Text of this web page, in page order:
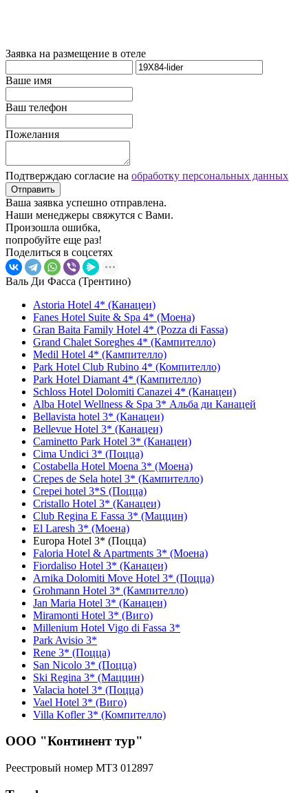
Заявка на размещение в отеле
Ваше имя
Ваш телефон
Пожелания
Подтверждаю согласие на обработку персональных данных
Отправить
Ваша заявка успешно отправлена.
Наши менеджеры свяжутся с Вами.
Произошла ошибка,
попробуйте еще раз!
Поделиться в соцсетях
Валь Ди Фасса (Трентино)
Astoria Hotel 4* (Канацеи)
Fanes Hotel Suite & Spa 4* (Моена)
Gran Baita Family Hotel 4* (Pozza di Fassa)
Grand Chalet Soreghes 4* (Кампителло)
Medil Hotel 4* (Кампителло)
Park Hotel Club Rubino 4* (Компителло)
Park Hotel Diamant 4* (Кампителло)
Schloss Hotel Dolomiti Canazei 4* (Канацеи)
Alba Hotel Wellness & Spa 3* Альба ди Канацей
Bellavista hotel 3* (Канацеи)
Bellevue Hotel 3* (Канацеи)
Caminetto Park Hotel 3* (Канацеи)
Cima Undici 3* (Поцца)
Costabella Hotel Moena 3* (Моена)
Crepes de Sela hotel 3* (Кампителло)
Crepei hotel 3*S (Поцца)
Cristallo Hotel 3* (Канацеи)
Club Regina E Fassa 3* (Маццин)
El Laresh 3* (Моена)
Europa Hotel 3* (Поцца)
Faloria Hotel & Apartments 3* (Моена)
Fiordaliso Hotel 3* (Канацеи)
Arnika Dolomiti Move Hotel 3* (Поцца)
Grohmann Hotel 3* (Кампителло)
Jan Maria Hotel 3* (Канацеи)
Miramonti Hotel 3* (Виго)
Millenium Hotel Vigo di Fassa 3*
Park Avisio 3*
Rene 3* (Поцца)
San Nicolo 3* (Поцца)
Ski Regina 3* (Маццин)
Valacia hotel 3* (Поцца)
Vael Hotel 3* (Виго)
Villa Kofler 3* (Компителло)
ООО "Континент тур"
Реестровый номер МТЗ 012897